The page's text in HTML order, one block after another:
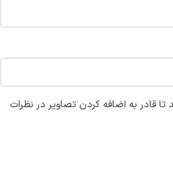
قادر به اضافه کردن تصاویر در نظرات